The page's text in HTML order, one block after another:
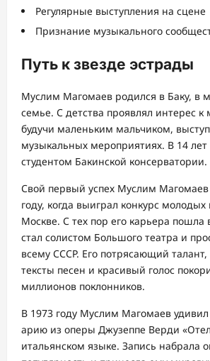
Регулярные выступления на сцене
Признание музыкального
Путь к звезде эстрады
Муслим Магомаев родился в Баку, в
семье. С детства проявлял интерес
будучи маленьким мальчиком,
музыкальных мероприятиях. В 14
студентом Бакинской консерватории.
Свой первый успех Муслим Магомаев
году, когда выиграл конкурс
Москве. С тех пор его карьера пошла
стал солистом Большого театра и
всему СССР. Его потрясающий
тексты песен и красивый голос
миллионов поклонников.
В 1973 году Муслим Магомаев
арию из оперы Джузеппе Верди
итальянском языке. Запись набрала